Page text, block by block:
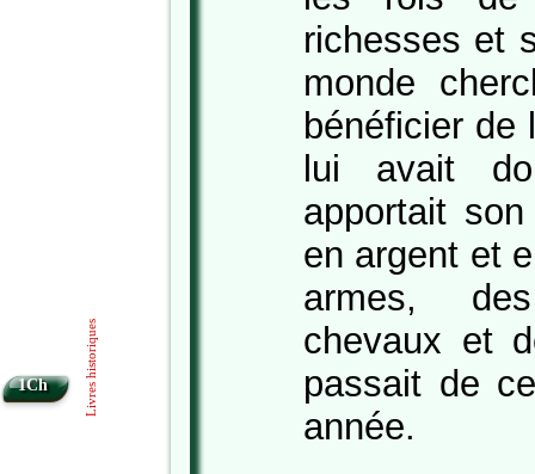
richesses et
monde
bénéficier de
lui avait
apportait
en argent et
armes,
chevaux et
passait de
année.
1Ch Livres historiques